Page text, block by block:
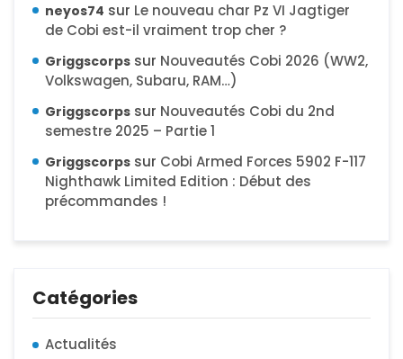
neyos74 sur Le nouveau char Pz VI Jagtiger
de Cobi est-il vraiment trop cher ?
Griggscorps sur Nouveautés Cobi 2026 (WW2,
Volkswagen, Subaru, RAM…)
Griggscorps sur Nouveautés Cobi du 2nd
semestre 2025 – Partie 1
Griggscorps sur Cobi Armed Forces 5902 F-117
Nighthawk Limited Edition : Début des
précommandes !
Catégories
Actualités